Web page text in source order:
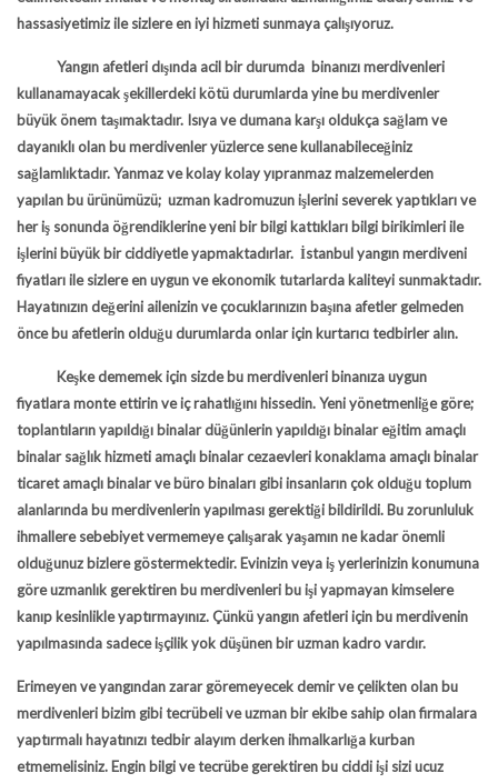
hassasiyetimiz ile sizlere en iyi hizmeti sunmaya çalışıyoruz.
Yangın afetleri dışında acil bir durumda binanızı merdivenleri
kullanamayacak şekillerdeki kötü durumlarda yine bu merdivenler
büyük önem taşımaktadır. Isıya ve dumana karşı oldukça sağlam ve
dayanıklı olan bu merdivenler yüzlerce sene kullanabileceğiniz
sağlamlıktadır. Yanmaz ve kolay kolay yıpranmaz malzemelerden
yapılan bu ürünümüzü; uzman kadromuzun işlerini severek yaptıkları ve
her iş sonunda öğrendiklerine yeni bir bilgi kattıkları bilgi birikimleri ile
işlerini büyük bir ciddiyetle yapmaktadırlar. İstanbul yangın merdiveni
fiyatları ile sizlere en uygun ve ekonomik tutarlarda kaliteyi sunmaktadır.
Hayatınızın değerini ailenizin ve çocuklarınızın başına afetler gelmeden
önce bu afetlerin olduğu durumlarda onlar için kurtarıcı tedbirler alın.
Keşke dememek için sizde bu merdivenleri binanıza uygun
fiyatlara monte ettirin ve iç rahatlığını hissedin. Yeni yönetmenliğe göre;
toplantıların yapıldığı binalar düğünlerin yapıldığı binalar eğitim amaçlı
binalar sağlık hizmeti amaçlı binalar cezaevleri konaklama amaçlı binalar
ticaret amaçlı binalar ve büro binaları gibi insanların çok olduğu toplum
alanlarında bu merdivenlerin yapılması gerektiği bildirildi. Bu zorunluluk
ihmallere sebebiyet vermemeye çalışarak yaşamın ne kadar önemli
olduğunuz bizlere göstermektedir. Evinizin veya iş yerlerinizin konumuna
göre uzmanlık gerektiren bu merdivenleri bu işi yapmayan kimselere
kanıp kesinlikle yaptırmayınız. Çünkü yangın afetleri için bu merdivenin
yapılmasında sadece işçilik yok düşünen bir uzman kadro vardır.
Erimeyen ve yangından zarar göremeyecek demir ve çelikten olan bu
merdivenleri bizim gibi tecrübeli ve uzman bir ekibe sahip olan firmalara
yaptırmalı hayatınızı tedbir alayım derken ihmalkarlığa kurban
etmemelisiniz. Engin bilgi ve tecrübe gerektiren bu ciddi işi sizi ucuz